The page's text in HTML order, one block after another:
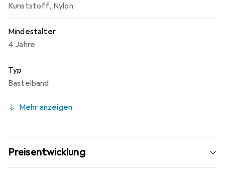
Glasperlen auffädeln möchten, sollten Sie den noch
Schmuckprojekte in Betracht ziehen.
Kunststoff, Nylon
Mindestalter
4 Jahre
Typ
Bastelband
Mehr anzeigen
Preisentwicklung